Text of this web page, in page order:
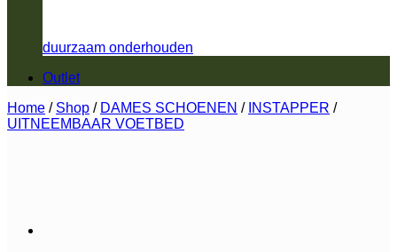
duurzaam onderhouden
Outlet
Home / Shop / DAMES SCHOENEN / INSTAPPER /
UITNEEMBAAR VOETBED